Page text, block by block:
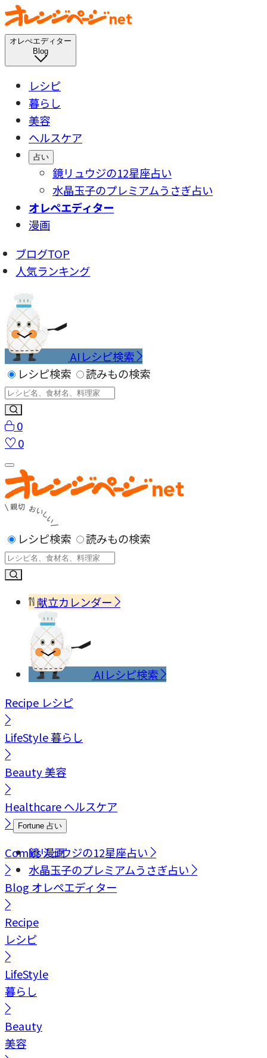
オレぺエディター
Blog
レシピ
暮らし
美容
ヘルスケア
占い
鏡リュウジの12星座占い
水晶玉子のプレミアムうさぎ占い
オレペエディター
漫画
ブログTOP
人気ランキング
AIレシピ検索
レシピ検索
読みもの検索
0
0
レシピ検索 読みもの検索
献立カレンダー
AIレシピ検索
Recipe レシピ
LifeStyle暮らし
Beauty美容
Healthcareヘルスケア
Fortune 占い
鏡リュウジの12星座占い
水晶玉子のプレミアムうさぎ占い
Comics漫画
Blog オレペエディター
Recipe
レシピ
LifeStyle
暮らし
Beauty
美容